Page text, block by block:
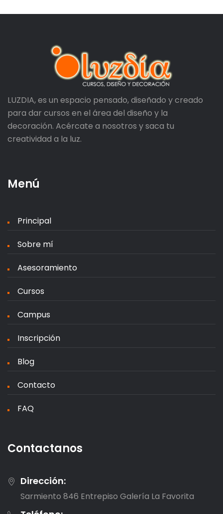
LUZDIA, es un espacio pensado, diseñado y creado
para dar cursos en el área del diseño y la
decoración. Acércate a nosotros y saca tu
creatividad a la luz.
Menú
Principal
Sobre mí
Asesoramiento
Cursos
Campus
Inscripción
Blog
Contacto
FAQ
Contactanos
Dirección:
Sarmiento 846 Entrepiso Galería La Favorita